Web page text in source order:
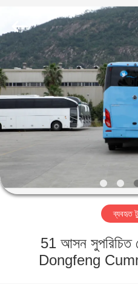
বাড়ি
পণ্য
আমাদের
সম্পর্কে
কারখানা
LTD..
All
Reserved.
ব্যবহৃত
51 আসন সুপরিচিত
Dongfeng